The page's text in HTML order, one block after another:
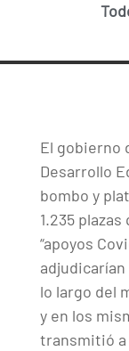
El gobierno
Desarrollo
bombo y
1.235
“apoyos
lo largo del
y en los
transmitió a